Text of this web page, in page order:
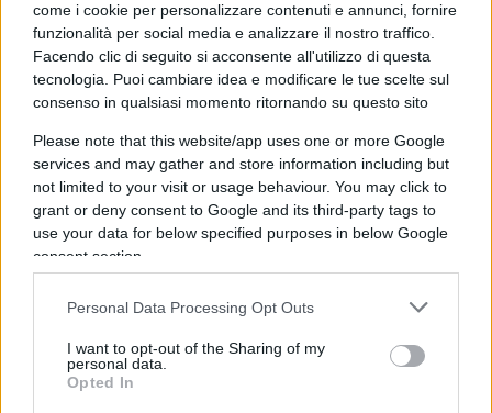
come i cookie per personalizzare contenuti e annunci, fornire
funzionalità per social media e analizzare il nostro traffico.
Facendo clic di seguito si acconsente all'utilizzo di questa
tecnologia. Puoi cambiare idea e modificare le tue scelte sul
consenso in qualsiasi momento ritornando su questo sito
Please note that this website/app uses one or more Google
services and may gather and store information including but
not limited to your visit or usage behaviour. You may click to
grant or deny consent to Google and its third-party tags to
use your data for below specified purposes in below Google
consent section.
Personal Data Processing Opt Outs
I want to opt-out of the Sharing of my
personal data.
Opted In
solo libera di vivere, lavorare, coltivare i propri
affetti e le proprie passioni.
Basta litigare
Chissà chei leader del centrodestra, ritornati a
vita normale dopo la breve parentesi, non sentano
il peso di una responsabilità immane esi
vergognino un po’ della loro inconcludenza
battibecchi da pollaio, dei posizionamenti tattici e
aleatori di ogni giorno, del masochismo arrivato a
livelli parossistici, della fura autodistruttiva che li
sta portando a distruggere quel capitale immenso
di cui godono. La maggioranza del Paese è di